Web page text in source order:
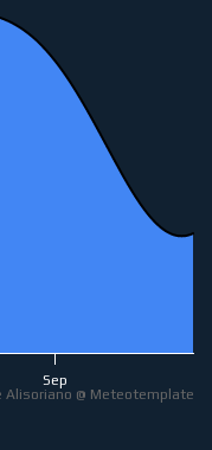
Sep
@ Meteotemplate